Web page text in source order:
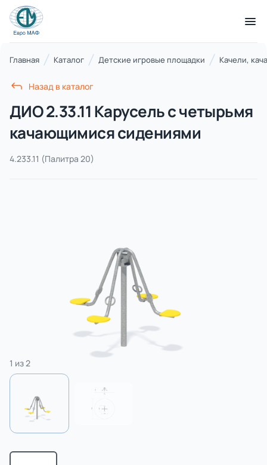
КАТАЛОГ ТОВАРОВ
21 категория
Благоустройство территорий
Комплексы для лазания
Спорт
4 категории
Главная Каталог Детские игровые площадки Качели,
Назад в каталог
ДИО 2.33.11 Карусель с четырьмя
качающимися сидениями
4.233.11 (Палитра 20)
1 из2